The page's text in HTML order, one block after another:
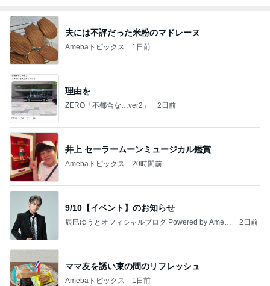
夫には不評だった米粉のマドレーヌ
Amebaトピックス 1日前
理由を
ZERO「不都合な…ver2」 2日前
井上 セーラームーンミュージカル鑑賞
Amebaトピックス 20時間前
9/10【イベント】のお知らせ
辰巳ゆうとオフィシャルブログ Powered by Ameb
2日前
ママ友を誘い束の間のリフレッシュ
Amebaトピックス 1日前